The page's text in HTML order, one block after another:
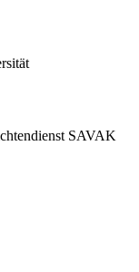
SAVAK